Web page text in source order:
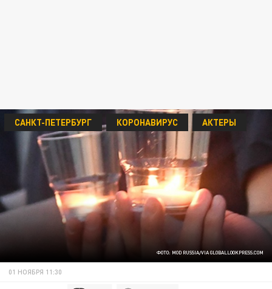
ФОТО: MOD RUSSIA/VIA GLOBALLOOKPRESS.COM
САНКТ-ПЕТЕРБУРГ КОРОНАВИРУС АКТЕРЫ
01 НОЯБРЯ 11:30